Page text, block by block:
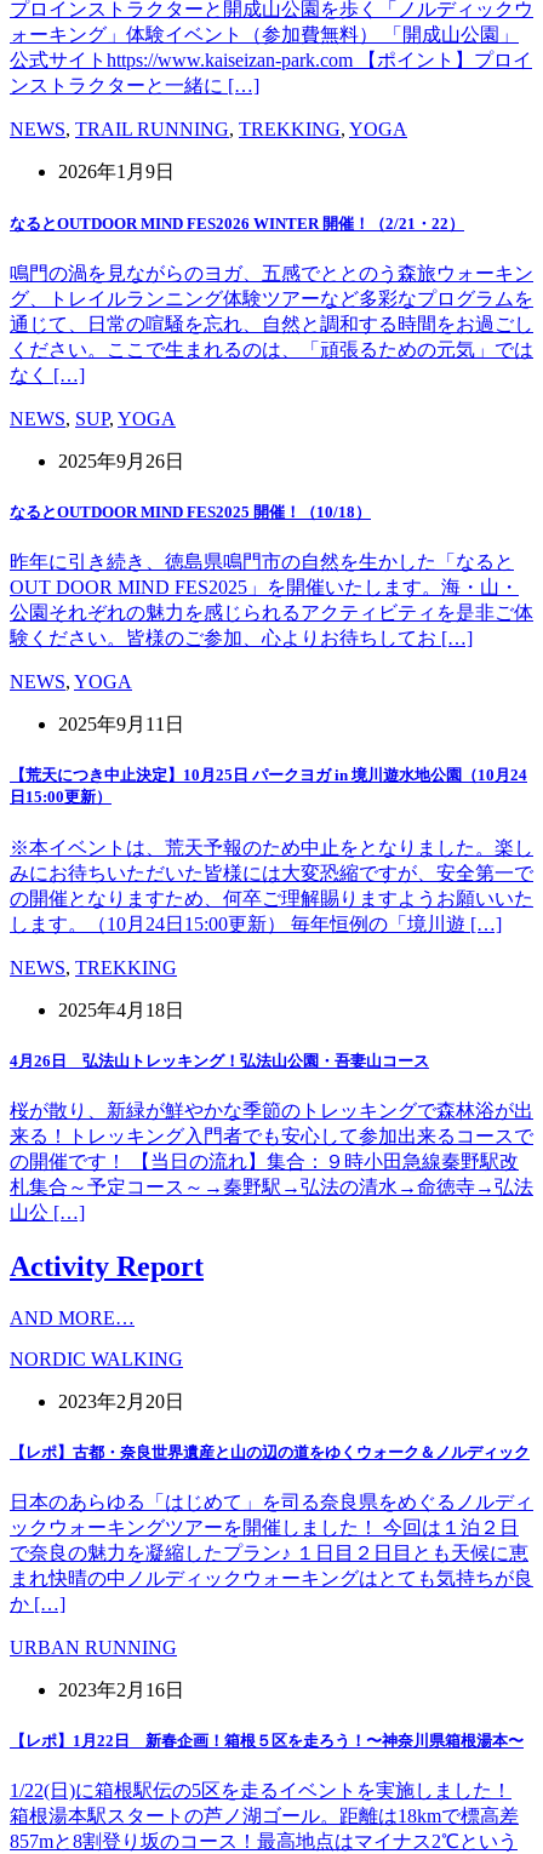
プロインストラクターと開成山公園を歩く「ノルディックウ
ォーキング」体験イベント（参加費無料） 「開成山公園」
公式サイトhttps://www.kaiseizan-park.com 【ポイント】プロイ
ンストラクターと一緒に […]
NEWS, TRAIL RUNNING, TREKKING, YOGA
2026年1月9日
なるとOUTDOOR MIND FES2026 WINTER 開催！（2/21・22）
鳴門の渦を見ながらのヨガ、五感でととのう森旅ウォーキン
グ、トレイルランニング体験ツアーなど多彩なプログラムを
通じて、日常の喧騒を忘れ、自然と調和する時間をお過ごし
ください。ここで生まれるのは、「頑張るための元気」では
なく […]
NEWS, SUP, YOGA
2025年9月26日
なるとOUTDOOR MIND FES2025 開催！（10/18）
昨年に引き続き、徳島県鳴門市の自然を生かした「なると
OUT DOOR MIND FES2025」を開催いたします。海・山・
公園それぞれの魅力を感じられるアクティビティを是非ご体
験ください。皆様のご参加、心よりお待ちしてお […]
NEWS, YOGA
2025年9月11日
【荒天につき中止決定】10月25日 パークヨガ in 境川遊水地公園（10月24
日15:00更新）
※本イベントは、荒天予報のため中止をとなりました。楽し
みにお待ちいただいた皆様には大変恐縮ですが、安全第一で
の開催となりますため、何卒ご理解賜りますようお願いいた
します。（10月24日15:00更新） 毎年恒例の「境川遊 […]
NEWS, TREKKING
2025年4月18日
4月26日 弘法山トレッキング！弘法山公園・吾妻山コース
桜が散り、新緑が鮮やかな季節のトレッキングで森林浴が出
来る！トレッキング入門者でも安心して参加出来るコースで
の開催です！ 【当日の流れ】集合：９時小田急線秦野駅改
札集合～予定コース～→秦野駅→弘法の清水→命徳寺→弘法
山公 […]
Activity Report
AND MORE…
NORDIC WALKING
2023年2月20日
【レポ】古都・奈良世界遺産と山の辺の道をゆくウォーク＆ノルディック
日本のあらゆる「はじめて」を司る奈良県をめぐるノルディ
ックウォーキングツアーを開催しました！ 今回は１泊２日
で奈良の魅力を凝縮したプラン♪ １日目２日目とも天候に恵
まれ快晴の中ノルディックウォーキングはとても気持ちが良
か […]
URBAN RUNNING
2023年2月16日
【レポ】1月22日 新春企画！箱根５区を走ろう！〜神奈川県箱根湯本〜
1/22(日)に箱根駅伝の5区を走るイベントを実施しました！
箱根湯本駅スタートの芦ノ湖ゴール。距離は18kmで標高差
857mと8割登り坂のコース！最高地点はマイナス2℃という